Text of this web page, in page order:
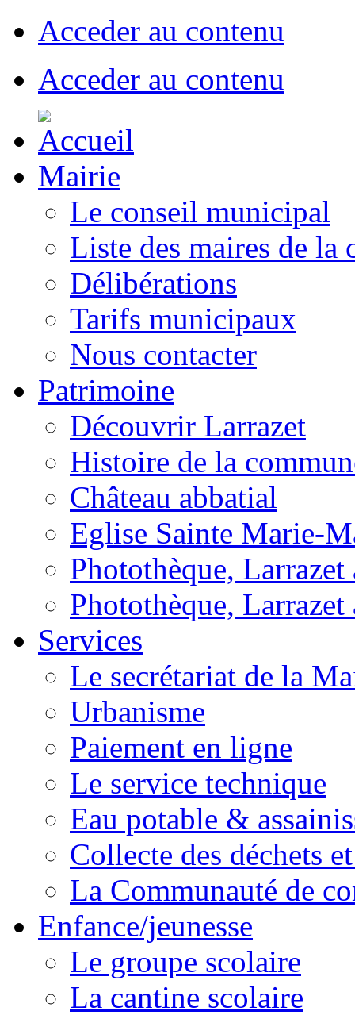
Acceder au contenu
Acceder au contenu
Mairie
Le conseil municipal
Liste des maires de la
Délibérations
Tarifs municipaux
Nous contacter
Patrimoine
Découvrir Larrazet
Histoire de la
Château abbatial
Eglise Sainte Marie-
Photothèque,
Photothèque,
Services
Le secrétariat de la
Urbanisme
Paiement en ligne
Le service technique
Eau potable &
Collecte des déchets
La Communauté de
Enfance/jeunesse
Le groupe scolaire
La cantine scolaire